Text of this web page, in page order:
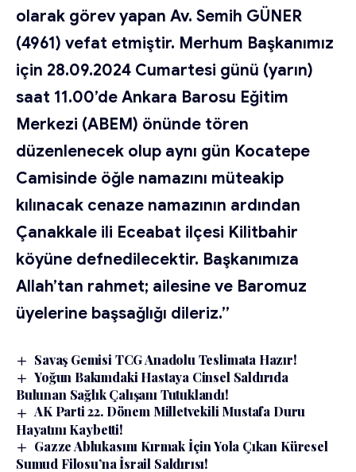
olarak görev yapan Av. Semih GÜNER
(4961) vefat etmiştir. Merhum Başkanımız
için 28.09.2024 Cumartesi günü (yarın)
saat 11.00’de Ankara Barosu Eğitim
Merkezi (ABEM) önünde tören
düzenlenecek olup aynı gün Kocatepe
Camisinde öğle namazını müteakip
kılınacak cenaze namazının ardından
Çanakkale ili Eceabat ilçesi Kilitbahir
köyüne defnedilecektir. Başkanımıza
Allah’tan rahmet; ailesine ve Baromuz
üyelerine başsağlığı dileriz.”
Savaş Gemisi TCG Anadolu Teslimata Hazır!
Yoğun Bakımdaki Hastaya Cinsel Saldırıda
Bulunan Sağlık Çalışanı Tutuklandı!
AK Parti 22. Dönem Milletvekili Mustafa Duru
Hayatını Kaybetti!
Gazze Ablukasını Kırmak İçin Yola Çıkan Küresel
Sumud Filosu’na İsrail Saldırısı!